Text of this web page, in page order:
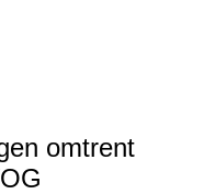
omtrent